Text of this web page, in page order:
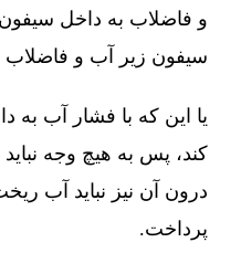
و فاضلاب به داخل
سیفون زیر آب و فاضلاب
یا این که با فشار آب
کند، پس به هیچ وجه
درون آن نیز نباید آب
پرداخت.